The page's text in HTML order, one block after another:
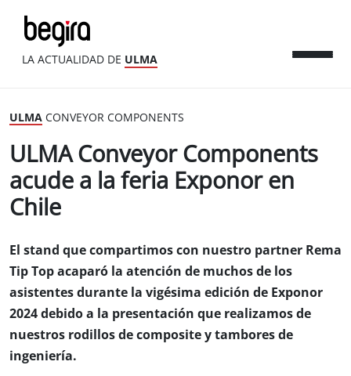
LA ACTUALIDAD DE ULMA
ULMA CONVEYOR COMPONENTS
ULMA Conveyor Components
acude a la feria Exponor en
Chile
El stand que compartimos con nuestro partner Rema
Tip Top acaparó la atención de muchos de los
asistentes durante la vigésima edición de Exponor
2024 debido a la presentación que realizamos de
nuestros rodillos de composite y tambores de
ingeniería.